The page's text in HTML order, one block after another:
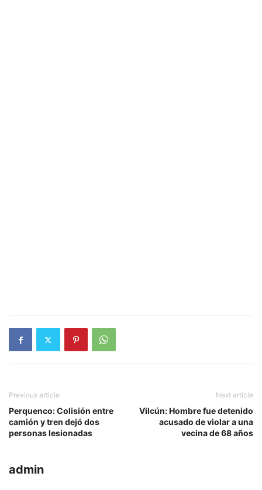
Previous article
Perquenco: Colisión entre
camión y tren dejó dos
personas lesionadas
Next article
Vilcún: Hombre fue detenido
acusado de violar a una
vecina de 68 años
admin